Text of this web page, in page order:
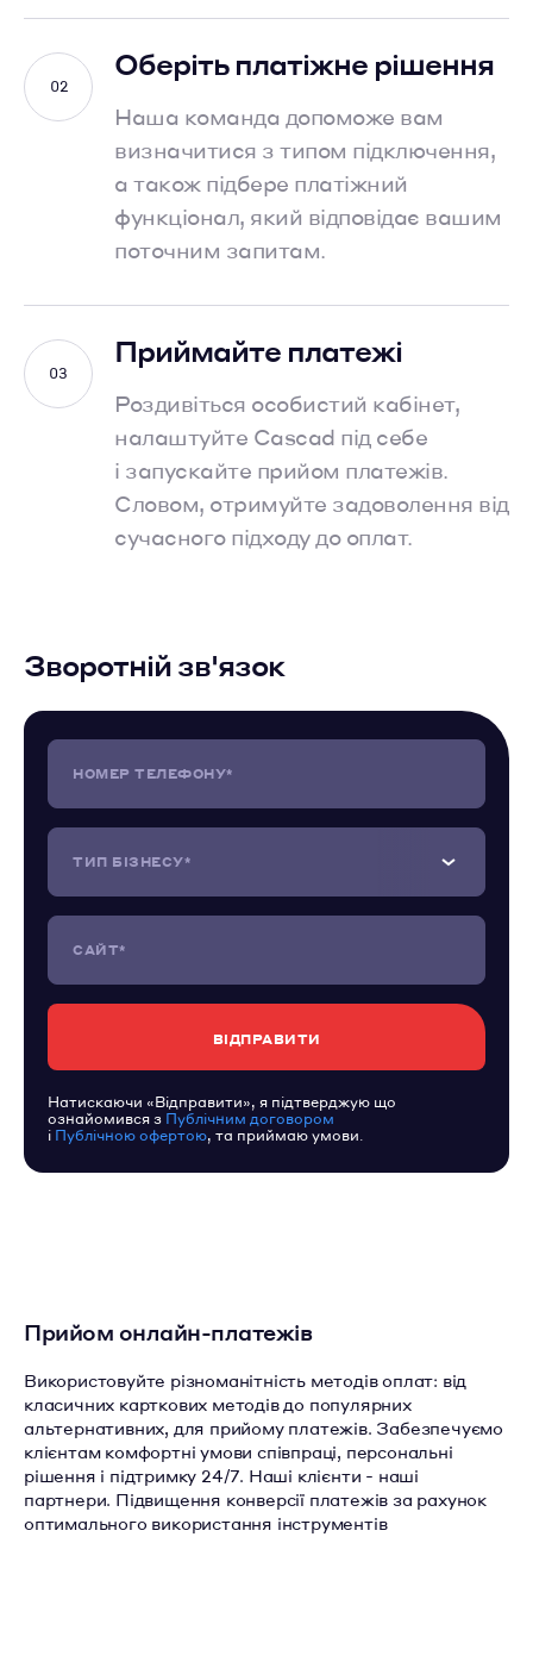
Оберіть платіжне рішення
Наша команда допоможе вам
визначитися з типом підключення,
а також підбере платіжний
функціонал, який відповідає вашим
поточним запитам.
Приймайте платежі
Роздивіться особистий кабінет,
налаштуйте Cascad під себе
і запускайте прийом платежів.
Словом, отримуйте задоволення від
сучасного підходу до оплат.
Зворотній зв'язок
НОМЕР ТЕЛЕФОНУ*
ТИП БІЗНЕСУ*
САЙТ*
Натискаючи «Відправити», я підтверджую що
ознайомився з Публічним договором
і Публічною офертою, та приймаю умови.
Прийом онлайн-платежів
Використовуйте різноманітність методів оплат: від
класичних карткових методів до популярних
альтернативних, для прийому платежів. Забезпечуємо
клієнтам комфортні умови співпраці, персональні
рішення і підтримку 24/7. Наші клієнти - наші
партнери. Підвищення конверсії платежів за рахунок
оптимального використання інструментів